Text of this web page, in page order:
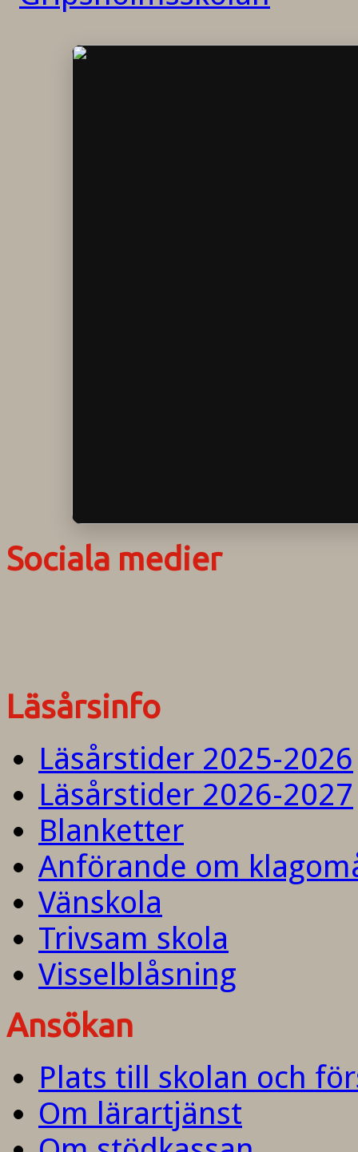
Sociala medier
Läsårsinfo
Läsårstider 2025-2026
Läsårstider 2026-2027
Blanketter
Anförande om
Vänskola
Trivsam skola
Visselblåsning
Ansökan
Plats till skolan och
Om lärartjänst